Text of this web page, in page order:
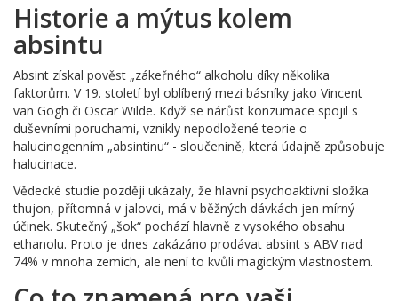
Historie a mýtus kolem
absintu
Absint získal pověst „zákeřného“ alkoholu díky několika
faktorům. V 19. století byl oblíbený mezi básníky jako Vincent
van Gogh či Oscar Wilde. Když se nárůst konzumace spojil s
duševními poruchami, vznikly nepodložené teorie o
halucinogenním „absintinu“ - sloučenině, která údajně způsobuje
halucinace.
Vědecké studie později ukázaly, že hlavní psychoaktivní složka
thujon, přítomná v jalovci, má v běžných dávkách jen mírný
účinek. Skutečný „šok“ pochází hlavně z vysokého obsahu
ethanolu. Proto je dnes zakázáno prodávat absint s ABV nad
74% v mnoha zemích, ale není to kvůli magickým vlastnostem.